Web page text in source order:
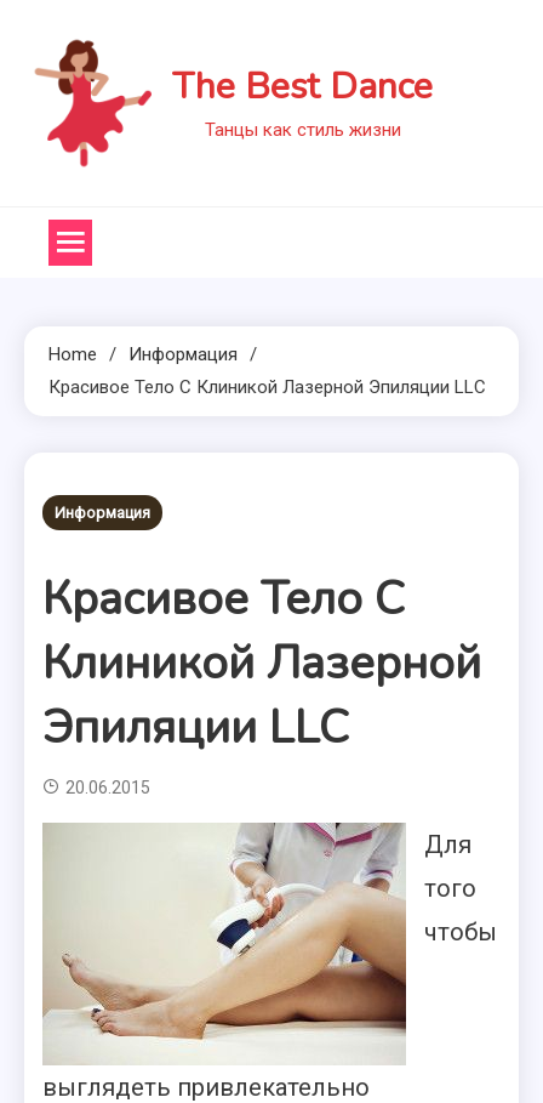
content
The Best Dance
Танцы как стиль жизни
Home
Информация
Красивое Тело С Клиникой Лазерной Эпиляции LLC
Информация
Красивое Тело С
Клиникой Лазерной
Эпиляции LLC
20.06.2015
Для
того
чтобы
выглядеть привлекательно